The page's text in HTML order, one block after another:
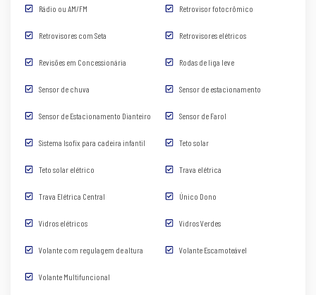
Rádio ou AM/FM Retrovisor fotocrômico
Retrovisores com Seta Retrovisores elétricos
Revisões em Concessionária Rodas de liga leve
Sensor de chuva Sensor de estacionamento
Sensor de Estacionamento Dianteiro Sensor de Farol
Sistema Isofix para cadeira infantil Teto solar
Teto solar elétrico Trava elétrica
Trava Elétrica Central Único Dono
Vidros elétricos Vidros Verdes
Volante com regulagem de altura Volante Escamoteável
Volante Multifuncional